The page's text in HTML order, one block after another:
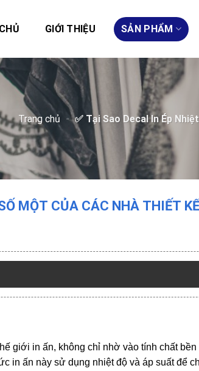
GIỚI THIỆU SẢN PHẨM
Trang chủ - ✅ Tại Sao Decal In Ép
MỘT CỦA CÁC NHÀ THIẾT
giới in ấn, không chỉ nhờ vào tính chất bền
in ấn này sử dụng nhiệt độ và áp suất để